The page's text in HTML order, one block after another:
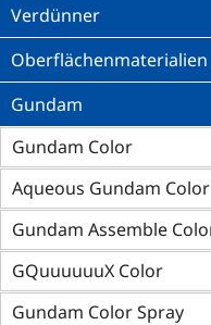
Verdünner
Oberflächenmaterialien
Gundam
Gundam Color
Aqueous Gundam Color
Gundam Assemble
GQuuuuuuX Color
Gundam Color Spray